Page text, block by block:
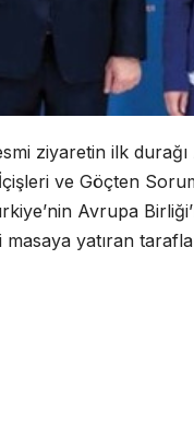
ziyaretin ilk
ve Göçten
Avrupa
masaya yatıran